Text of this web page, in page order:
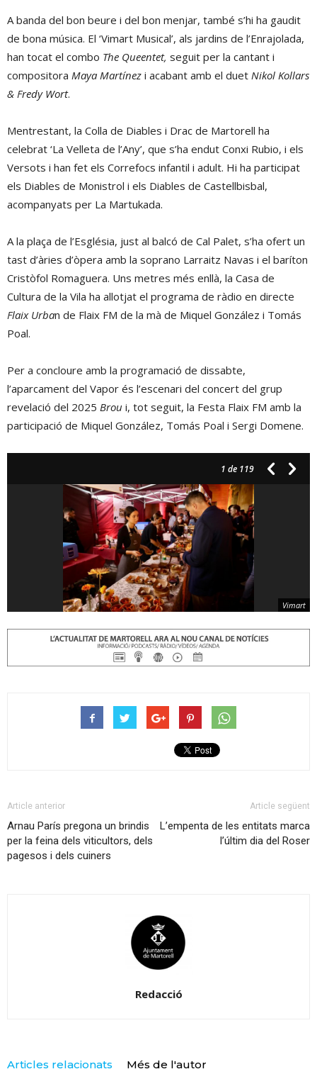
A banda del bon beure i del bon menjar, també s’hi ha gaudit
de bona música. El ‘Vimart Musical’, als jardins de l’Enrajolada,
han tocat el combo The Queentet, seguit per la cantant i
compositora Maya Martínez i acabant amb el duet Nikol Kollars
& Fredy Wort.
Mentrestant, la Colla de Diables i Drac de Martorell ha
celebrat ‘La Velleta de l’Any’, que s’ha endut Conxi Rubio, i els
Versots i han fet els Correfocs infantil i adult. Hi ha participat
els Diables de Monistrol i els Diables de Castellbisbal,
acompanyats per La Martukada.
A la plaça de l’Església, just al balcó de Cal Palet, s’ha ofert un
tast d’àries d’òpera amb la soprano Larraitz Navas i el baríton
Cristòfol Romaguera. Uns metres més enllà, la Casa de
Cultura de la Vila ha allotjat el programa de ràdio en directe
Flaix Urban de Flaix FM de la mà de Miquel González i Tomás
Poal.
Per a concloure amb la programació de dissabte,
l’aparcament del Vapor és l’escenari del concert del grup
revelació del 2025 Brou i, tot seguit, la Festa Flaix FM amb la
participació de Miquel González, Tomás Poal i Sergi Domene.
1 de 119
Vimart
Article anterior
Arnau París pregona un brindis
per la feina dels viticultors, dels
pagesos i dels cuiners
Article següent
L’empenta de les entitats marca
l’últim dia del Roser
Redacció
Articles relacionats Més de l'autor